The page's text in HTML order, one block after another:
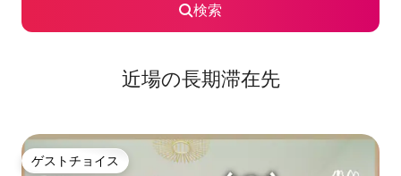
検索
近場の長期滞在先
ゲストチョイス
ゲストチョイス